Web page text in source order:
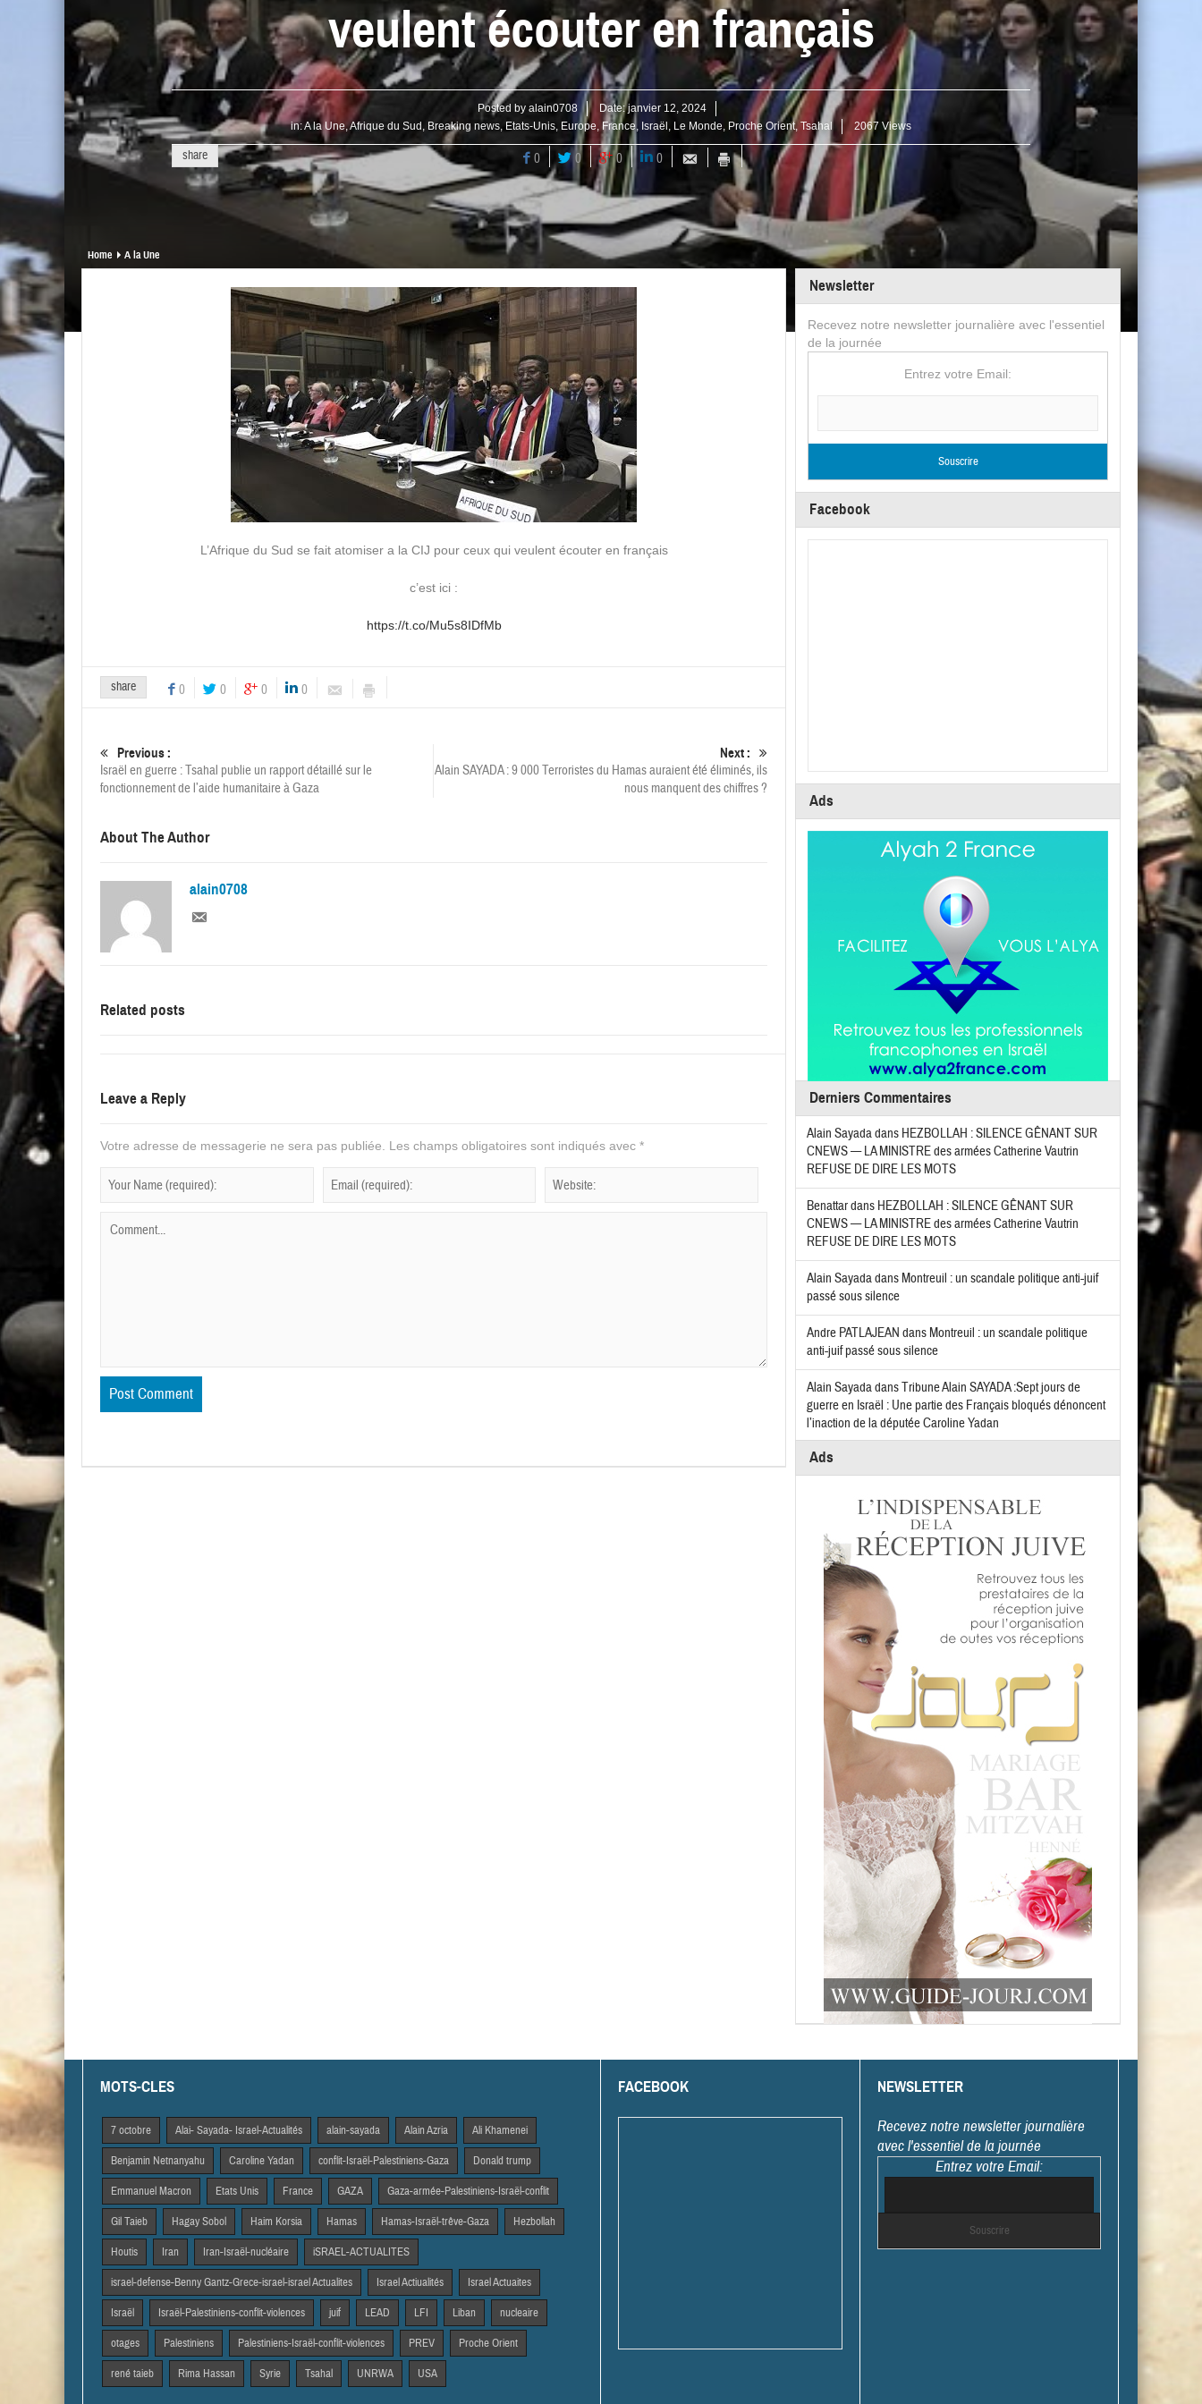
veulent écouter en français
Posted by alain0708 Date:janvier 12, 2024
in:A la Une,Afrique du Sud , Breaking news,Etats-Unis, Europe, France, Israël , Le Monde, Proche Orient, Tsahal 2067 Views
share 0 0 0 0
Home A la Une
L’Afrique du Sud se fait atomiser a la CIJ pour ceux qui veulent écouter en français
c’est ici :
https://t.co/Mu5s8IDfMb
share 0 0 0 0
Previous :
Israël en guerre : Tsahal publie un rapport détaillé sur le
fonctionnement de l’aide humanitaire à Gaza
Next :
Alain SAYADA : 9 000 Terroristes du Hamas auraient été éliminés, ils
nous manquent des chiffres ?
About The Author
alain0708
Related posts
Leave a Reply
Votre adresse de messagerie ne sera pas publiée. Les champs obligatoires sont indiqués avec *
Newsletter
Recevez notre newsletter journalière avec l'essentiel
de la journée
Entrez votre Email:
Facebook
Ads
Derniers Commentaires
Alain Sayadadans HEZBOLLAH : SILENCE GÊNANT SUR
CNEWS — LA MINISTRE des armées Catherine Vautrin
REFUSE DE DIRE LES MOTS
Benattardans HEZBOLLAH : SILENCE GÊNANT SUR
CNEWS — LA MINISTRE des armées Catherine Vautrin
REFUSE DE DIRE LES MOTS
Alain Sayadadans Montreuil : un scandale politique anti-juif
passé sous silence
Andre PATLAJEAN dans Montreuil : un scandale politique
anti-juif passé sous silence
Alain SayadadansTribune Alain SAYADA :Sept jours de
guerre en Israël : Une partie des Français bloqués dénoncent
l’inaction de la députée Caroline Yadan
Ads
MOTS-CLES
7 octobre Alai- Sayada- Israel-Actualités alain-sayada Alain Azria Ali Khamenei
Benjamin Netnanyahu Caroline Yadan conflit-Israël-Palestiniens-Gaza Donald trump
Emmanuel Macron Etats Unis France GAZA Gaza-armée-Palestiniens-Israël-conflit
Gil Taieb Hagay Sobol Haim Korsia Hamas Hamas-Israël-trêve-Gaza Hezbollah
Houtis Iran Iran-Israël-nucléaire iSRAEL-ACTUALITES
israel-defense-Benny Gantz-Grece-israel-israel Actualites Israel Actiualités Israel Actuaites
Israël Israël-Palestiniens-conflit-violences juif LEAD LFI Liban nucleaire
otages Palestiniens Palestiniens-Israël-conflit-violences PREV Proche Orient
rené taieb Rima Hassan Syrie Tsahal UNRWA USA
FACEBOOK NEWSLETTER
Recevez notre newsletter journalière
avec l'essentiel de la journée
Entrez votre Email: